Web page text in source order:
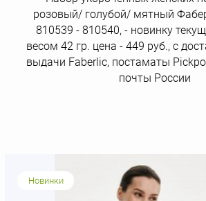
розовый/ голубой/ мятный
810539 - 810540, - новинку
весом 42 гр. цена - 449 руб., с
выдачи Faberlic, постаматы
почты России
Новинки